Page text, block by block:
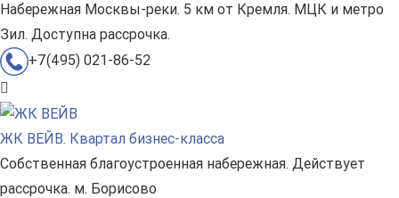
Набережная Москвы-реки. 5 км от Кремля. МЦК и метро
Зил. Доступна рассрочка.
+7(495) 021-86-52
ЖК ВЕЙВ. Квартал бизнес-класса
Собственная благоустроенная набережная. Действует
рассрочка. м. Борисово